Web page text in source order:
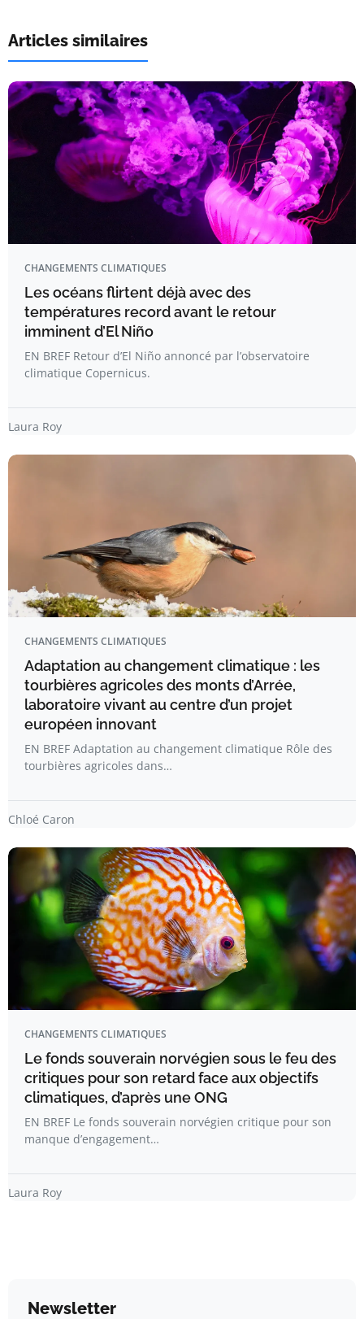
Articles similaires
CHANGEMENTS CLIMATIQUES
Les océans flirtent déjà avec des
températures record avant le retour
imminent d’El Niño
EN BREF Retour d’El Niño annoncé par l’observatoire
climatique Copernicus.
Laura Roy
CHANGEMENTS CLIMATIQUES
Adaptation au changement climatique : les
tourbières agricoles des monts d’Arrée,
laboratoire vivant au centre d’un projet
européen innovant
EN BREF Adaptation au changement climatique Rôle des
tourbières agricoles dans…
Chloé Caron
CHANGEMENTS CLIMATIQUES
Le fonds souverain norvégien sous le feu des
critiques pour son retard face aux objectifs
climatiques, d’après une ONG
EN BREF Le fonds souverain norvégien critique pour son
manque d’engagement…
Laura Roy
Newsletter